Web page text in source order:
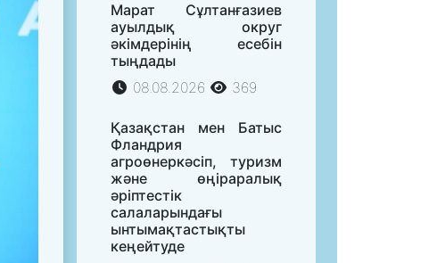
Марат Сұлтанғазиев
ауылдық округ
әкімдерінің есебін
тыңдады
08.08.2026
369
Қазақстан мен Батыс
Фландрия
агроөнеркәсіп, туризм
және өңіраралық
әріптестік
салаларындағы
ынтымақтастықты
кеңейтуде